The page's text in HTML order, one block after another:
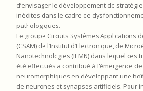
d’envisager le développement de
inédites dans le cadre de
pathologiques.
Le groupe Circuits Systèmes Applications
(CSAM) de l’Institut d’Electronique, de
Nanotechnologies (IEMN) dans lequel ces
été effectués a contribué à l’émergence
neuromorphiques en développant une
de neurones et synapses artificiels. Pour